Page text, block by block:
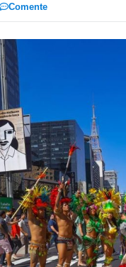
Comente